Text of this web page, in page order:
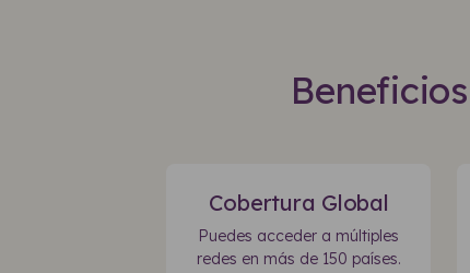
Cobertura Global
Puedes acceder a múltiples
redes en más de 150 países.